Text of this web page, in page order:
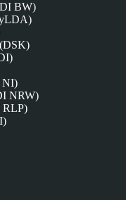
BW)
NI)
NRW)
RLP)